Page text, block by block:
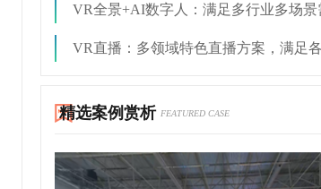
VR全景+AI数字人：满足多行业多场景
VR直播：多领域特色直播方案，满足
精选案例赏析 FEATURED CASE